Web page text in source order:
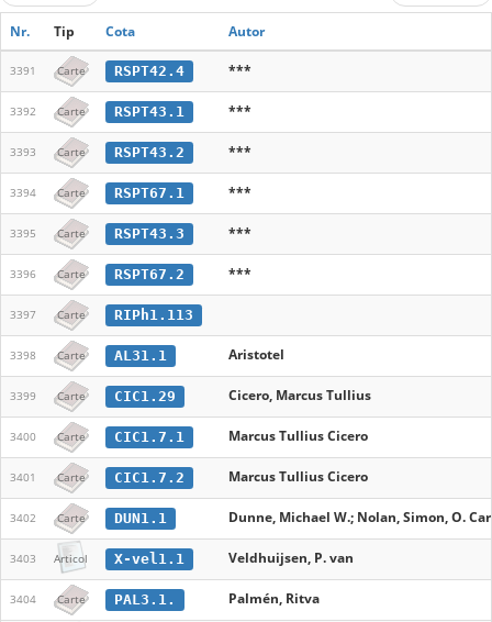
Nr. Tip Cota Autor
3391 Carte RSPT42.4 ***
3392 Carte RSPT43.1 ***
3393 Carte RSPT43.2 ***
3394 Carte RSPT67.1 ***
3395 Carte RSPT43.3 ***
3396 Carte RSPT67.2 ***
3397 Carte RIPh1.113
3398 Carte AL31.1 Aristotel
3399 Carte CIC1.29 Cicero, Marcus Tullius
3400 Carte CIC1.7.1 Marcus Tullius Cicero
3401 Carte CIC1.7.2 Marcus Tullius Cicero
3402 Carte DUN1.1 Dunne, Michael W.; Nolan, Simon, O.
3403 Articol X-vel1.1 Veldhuijsen, P. van
3404 Carte PAL3.1. Palmén, Ritva